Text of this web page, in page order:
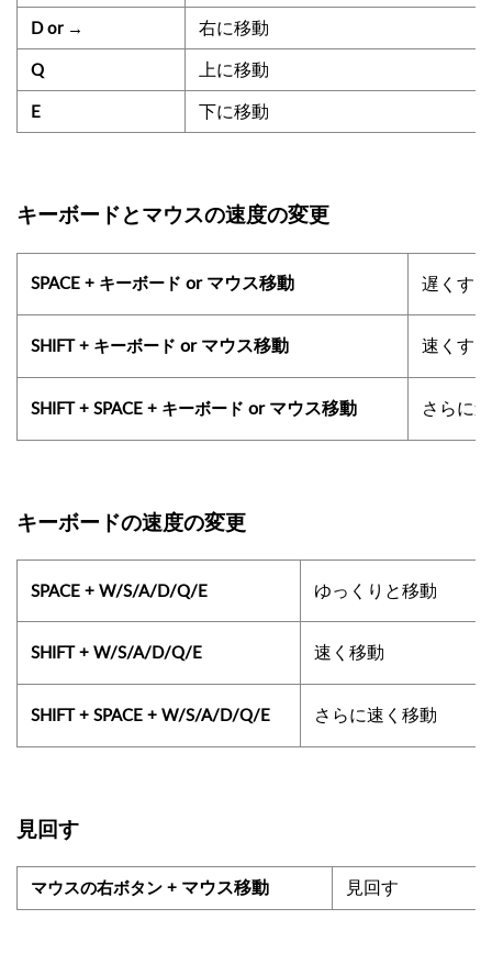
D or → 右に移動
Q 上に移動
E 下に移動
キーボードとマウスの速度の変更
SPACE + キーボード or マウス移動 遅くする
SHIFT + キーボード or マウス移動 速くする
SHIFT + SPACE + キーボード or マウス移動 さらに
キーボードの速度の変更
SPACE + W/S/A/D/Q/E ゆっくりと移動
SHIFT + W/S/A/D/Q/E 速く移動
SHIFT + SPACE + W/S/A/D/Q/E さらに速く移動
見回す
マウスの右ボタン + マウス移動 見回す